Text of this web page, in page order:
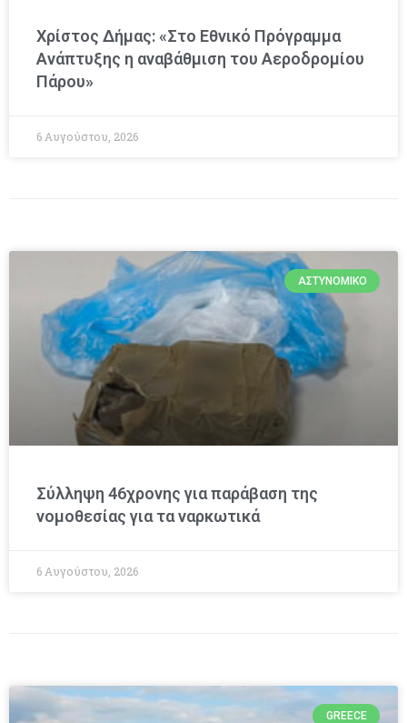
Χρίστος Δήμας: «Στο Εθνικό Πρόγραμμα
Ανάπτυξης η αναβάθμιση του Αεροδρομίου
Πάρου»
6 Αυγούστου, 2026
ΑΣΤΥΝΟΜΙΚΌ
Σύλληψη 46χρονης για παράβαση της
νομοθεσίας για τα ναρκωτικά
6 Αυγούστου, 2026
GREECE